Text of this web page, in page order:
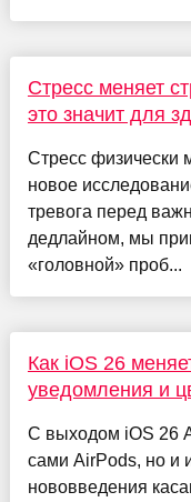
Стресс меняет
это значит для
Стресс физически
новое
тревога перед
дедлайном, мы
«головной» проб...
Как iOS 26
уведомления и
С выходом iOS 26
сами AirPods, но и
нововведения